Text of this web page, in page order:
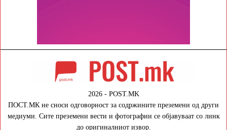
2026 - POST.MK
ПОСТ.МК не сноси одговорност за содржините преземени од други
медиуми. Сите преземени вести и фотографии се објавуваат со линк
до оригиналниот извор.